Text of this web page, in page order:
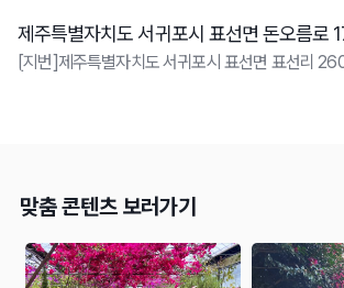
제주특별자치도 서귀포시 표선면 돈오름로
[지번]제주특별자치도 서귀포시 표선면 표선리
맞춤 콘텐츠 보러가기